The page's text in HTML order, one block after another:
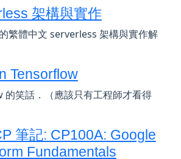
架構與實作
繁體中文 serverless 架構與實作解
Tensorflow
笑話．（應該只有工程師才看得
筆記: CP100A: Google
Fundamentals